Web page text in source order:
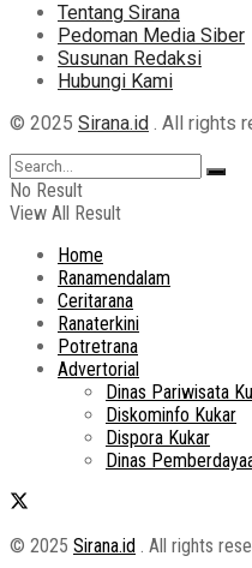
Tentang Sirana
Pedoman Media Siber
Susunan Redaksi
Hubungi Kami
© 2025 Sirana.id . All rights
No Result
View All Result
Home
Ranamendalam
Ceritarana
Ranaterkini
Potretrana
Advertorial
Dinas Pariwisata
Diskominfo Kukar
Dispora Kukar
Dinas
© 2025 Sirana.id . All rights